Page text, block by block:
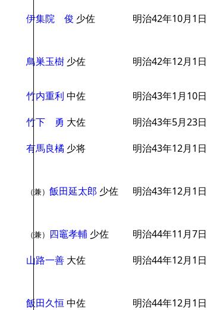
伊集院 俊 少佐 明治42年10月1日
鳥巣玉樹 少佐 明治42年12月1日
竹内重利 中佐 明治43年1月10日
竹下 勇 大佐 明治43年5月23日
有馬良橘 少将 明治43年12月1日
（兼） 飯田延太郎 少佐 明治43年12月1日
（兼） 四竈孝輔 少佐 明治44年11月7日
山路一善 大佐 明治44年12月1日
飯田久恒 中佐 明治44年12月1日